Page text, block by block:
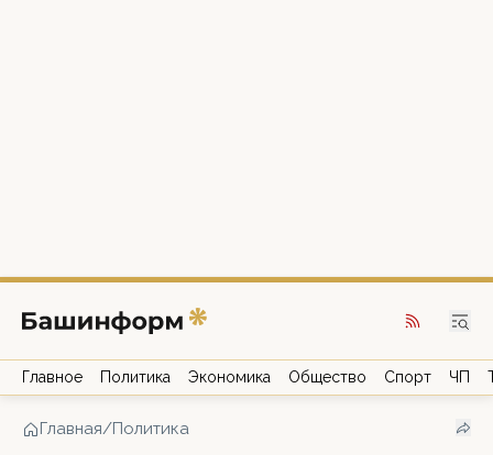
Главное Политика Экономика Общество Спорт ЧП
Главная/Политика